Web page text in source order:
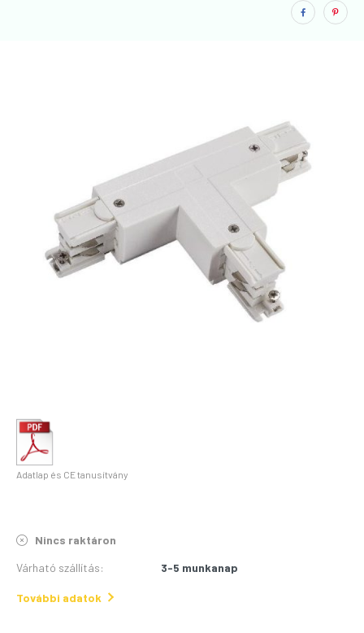
Adatlap és CE tanusítvány
Nincs raktáron
Várható szállítás: 3-5 munkanap
További adatok